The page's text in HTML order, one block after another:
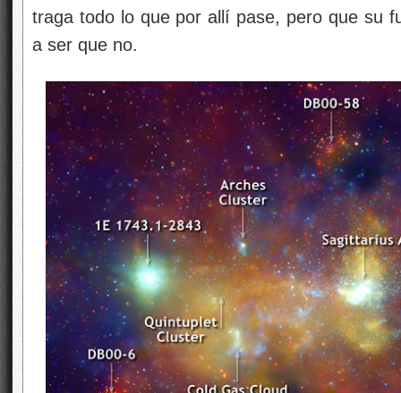
traga todo lo que por allí pase, pero que su
a ser que no.